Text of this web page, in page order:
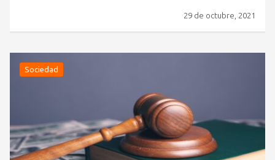
29 de octubre, 2021
Sociedad